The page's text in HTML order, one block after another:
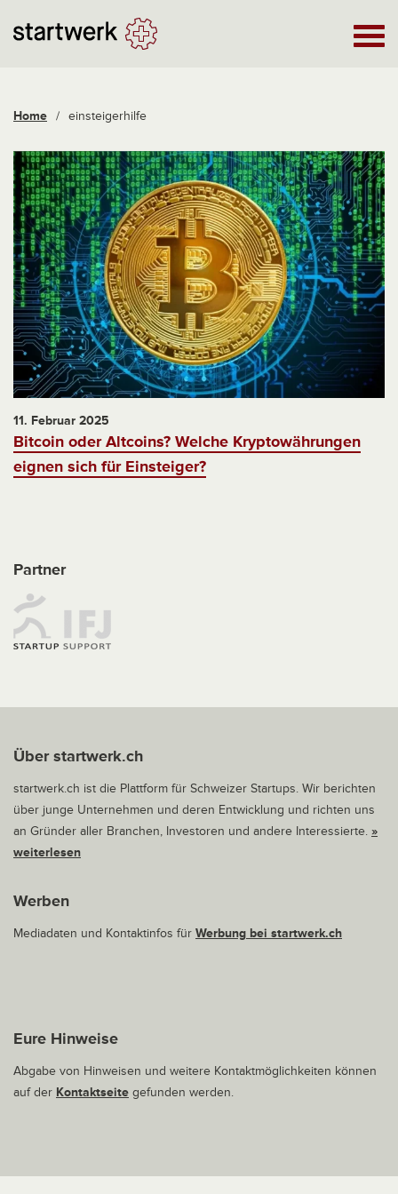
Home / einsteigerhilfe
11. Februar 2025
Bitcoin oder Altcoins? Welche Kryptowährungen
eignen sich für Einsteiger?
Partner
Über startwerk.ch
startwerk.ch ist die Plattform für Schweizer Startups. Wir berichten
über junge Unternehmen und deren Entwicklung und richten uns
an Gründer aller Branchen, Investoren und andere Interessierte. »
weiterlesen
Werben
Mediadaten und Kontaktinfos für Werbung bei startwerk.ch
Eure Hinweise
Abgabe von Hinweisen und weitere Kontaktmöglichkeiten können
auf der Kontaktseite gefunden werden.